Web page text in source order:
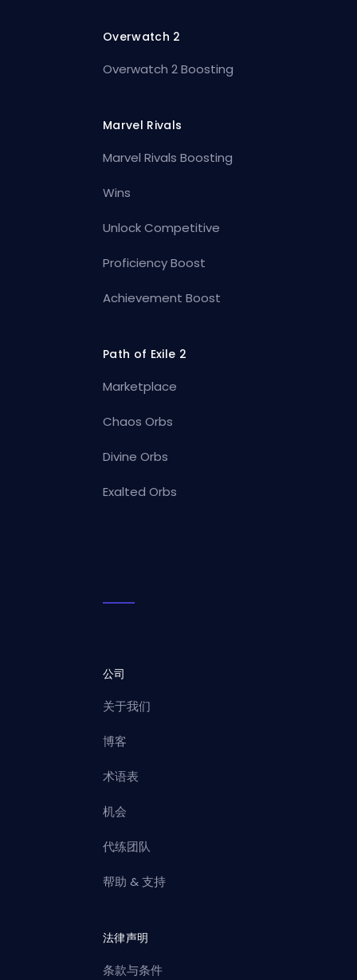
Overwatch 2
Overwatch 2 Boosting
Marvel Rivals
Marvel Rivals Boosting
Wins
Unlock Competitive
Proficiency Boost
Achievement Boost
Path of Exile 2
Marketplace
Chaos Orbs
Divine Orbs
Exalted Orbs
公司
关于我们
博客
术语表
机会
代练团队
帮助 & 支持
法律声明
条款与条件